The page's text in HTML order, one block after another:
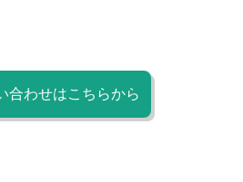
合わせはこちらから